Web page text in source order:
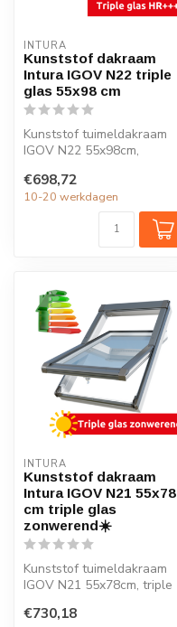
INTURA
Kunststof dakraam
Intura IGOV N22 triple
glas 55x98 cm
Kunststof tuimeldakraam
IGOV N22 55x98cm,
0,86 W/m...
€698,72
10-20 werkdagen
INTURA
Kunststof dakraam
Intura IGOV N21 55x78
cm triple glas
zonwerend☀️
Kunststof tuimeldakraam
IGOV N21 55x78cm, triple
W/m2...
€730,18